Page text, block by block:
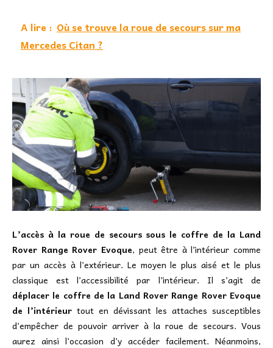
A lire : Où se trouve la roue de secours sur ma
Mercedes Citan ?
L’accès à la roue de secours sous le coffre de la Land
Rover Range Rover Evoque, peut être à l’intérieur comme
par un accès à l’extérieur. Le moyen le plus aisé et le plus
classique est l’accessibilité par l’intérieur. Il s’agit de
déplacer le coffre de la Land Rover Range Rover Evoque
de l’intérieur tout en dévissant les attaches susceptibles
d’empêcher de pouvoir arriver à la roue de secours. Vous
aurez ainsi l’occasion d’y accéder facilement. Néanmoins,